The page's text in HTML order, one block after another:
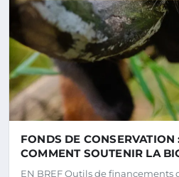
FONDS DE
COMMENT SOUTENIR LA
EN BREF Outils de financements